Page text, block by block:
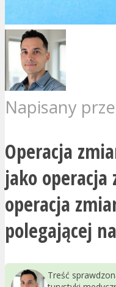
Napisany
Operacja
jako operacja
operacja
polegającej
Treść